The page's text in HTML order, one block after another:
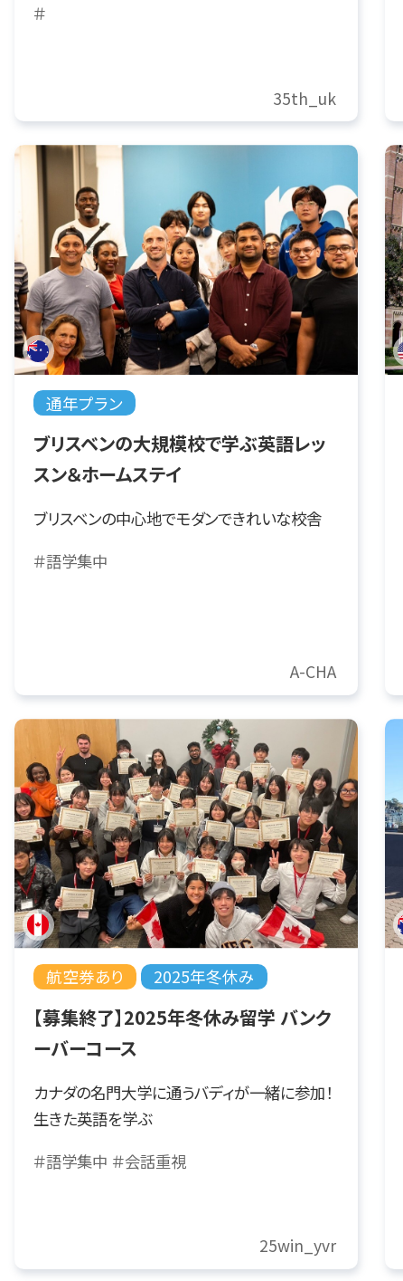
＃
35th_uk
通年プラン
ブリスベンの大規模校で学ぶ英語レッ
スン＆ホームステイ
ブリスベンの中心地でモダンできれいな校舎
＃語学集中
A-CHA
航空券あり 2025年冬休み
【募集終了】2025年冬休み留学 バンク
ーバーコース
カナダの名門大学に通うバディが一緒に参加！
生きた英語を学ぶ
＃語学集中 ＃会話重視
25win_yvr